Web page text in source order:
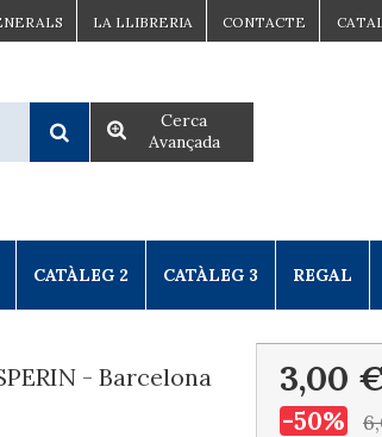
CONTACTE
LA LLIBRERIA
Cerca
Avançada
CATÀLEG 2 CATÀLEG 3 REGAL
- Barcelona
3,00
-50%